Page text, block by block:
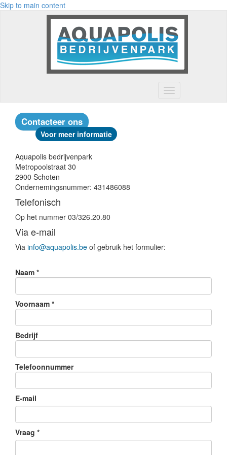
Skip to main content
Toggle
navigation
Contacteer ons
Voor meer informatie
Aquapolis bedrijvenpark
Metropoolstraat 30
2900 Schoten
Ondernemingsnummer: 431486088
Telefonisch
Op het nummer 03/326.20.80
Via e-mail
Via info@aquapolis.be of gebruik het formulier:
Naam *
Voornaam *
Bedrijf
Telefoonnummer
E-mail
Vraag *